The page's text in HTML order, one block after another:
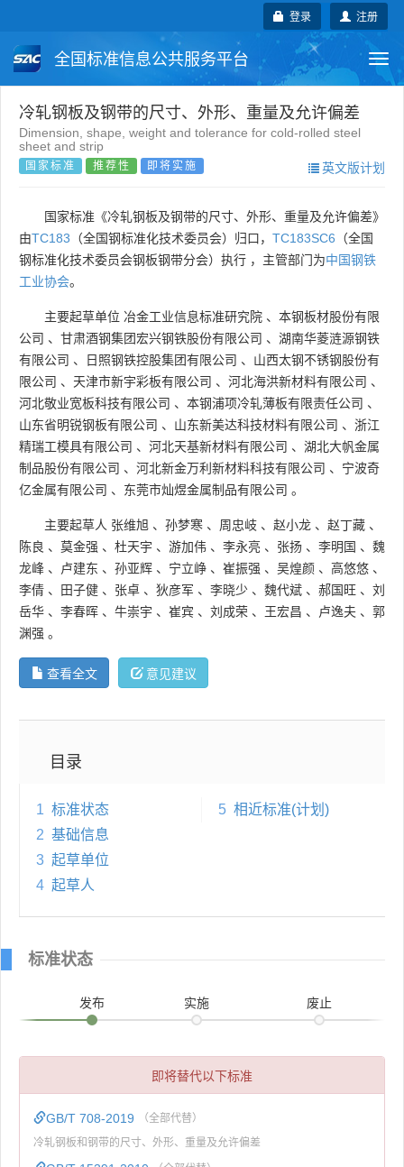
注册
登录
全国标准信息公共服务平台
国家标准 行业标准 地方标准
团体标准
冷轧钢板及钢带的尺寸、外形、重量及允许偏差
Dimension, shape, weight and tolerance for cold-rolled steel
sheet and strip
国家标准 推荐性 即将实施 英文版计划
国家标准《冷轧钢板及钢带的尺寸、外形、重量及允许偏差》
由TC183 （全国钢标准化技术委员会）归口， TC183SC6 （全国
钢标准化技术委员会钢板钢带分会）执行 ，主管部门为中国钢铁
工业协会。
主要起草单位 冶金工业信息标准研究院 、 本钢板材股份有限
公司 、 甘肃酒钢集团宏兴钢铁股份有限公司 、 湖南华菱涟源钢铁
有限公司 、 日照钢铁控股集团有限公司 、 山西太钢不锈钢股份有
限公司 、 天津市新宇彩板有限公司 、 河北海洪新材料有限公司 、
河北敬业宽板科技有限公司 、 本钢浦项冷轧薄板有限责任公司 、
山东省明锐钢板有限公司 、 山东新美达科技材料有限公司 、 浙江
精瑞工模具有限公司 、 河北天基新材料有限公司 、 湖北大帆金属
制品股份有限公司 、 河北新金万利新材料科技有限公司 、 宁波奇
亿金属有限公司 、 东莞市灿煜金属制品有限公司 。
主要起草人 张维旭 、 孙梦寒 、 周忠岐 、 赵小龙 、 赵丁藏 、
陈良 、 莫金强 、 杜天宇 、 游加伟 、 李永亮 、 张扬 、 李明国 、 魏
龙峰 、 卢建东 、 孙亚辉 、 宁立峥 、 崔振强 、 吴煌颜 、 高悠悠 、
李倩 、 田子健 、 张卓 、 狄彦军 、 李晓少 、 魏代斌 、 郝国旺 、 刘
岳华 、 李春晖 、 牛崇宇 、 崔宾 、 刘成荣 、 王宏昌 、 卢逸夫 、 郭
渊强 。
查看全文 意见建议
目录
1 标准状态
2 基础信息
3 起草单位
4 起草人
5 相近标准(计划)
标准状态
发布 实施 废止
即将替代以下标准
GB/T 708-2019 （全部代替）
冷轧钢板和钢带的尺寸、外形、重量及允许偏差